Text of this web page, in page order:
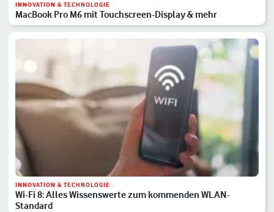
INNOVATION & TECHNOLOGIE
MacBook Pro M6 mit Touchscreen-Display & mehr
INNOVATION & TECHNOLOGIE
Wi-Fi 8: Alles Wissenswerte zum kommenden WLAN-
Standard